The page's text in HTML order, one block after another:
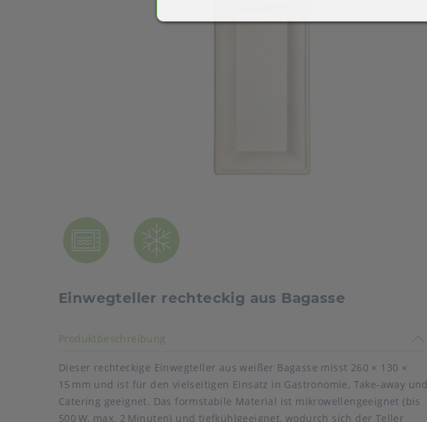
Einwegteller rechteckig aus Bagasse
Produktbeschreibung Akkordeon auf-/zuklappen stimmen nicht überein
Dieser rechteckige Einwegteller aus weißer Bagasse misst 260 × 130 ×
15 mm und ist für den vielseitigen Einsatz in Gastronomie, Take-away und
Catering geeignet. Das formstabile Material ist mikrowellengeeignet (bis
500 W, max. 2 Minuten) und tiefkühlgeeignet, wodurch sich der Teller